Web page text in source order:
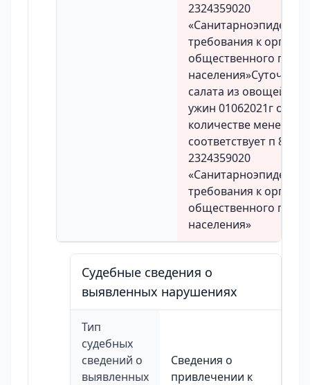
2324359020
требования к
общественного
населения»Суточная
салата из овощей
ужин 01062021г
количестве менее
соответствует п
2324359020
требования к
общественного
населения»
Судебные сведения о
выявленных нарушениях
Тип
судебных
сведений о
выявленных
Сведения о
привлечении к